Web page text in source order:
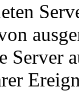
Server